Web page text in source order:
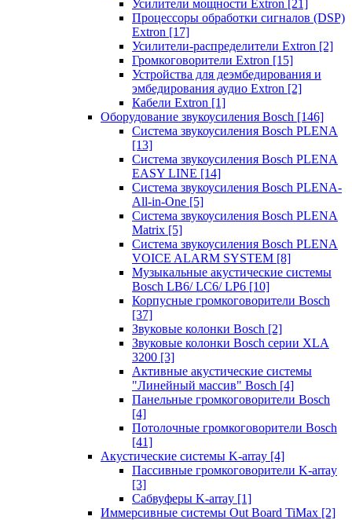
Усилители мощности Extron [21]
Процессоры обработки сигналов (DSP)
Extron [17]
Усилители-распределители Extron [2]
Громкоговорители Extron [15]
Устройства для деэмбедирования и
эмбедирования аудио Extron [2]
Кабели Extron [1]
Оборудование звукоусиления Bosch [146]
Система звукоусиления Bosch PLENA
[13]
Система звукоусиления Bosch PLENA
EASY LINE [14]
Система звукоусиления Bosch PLENA-
All-in-One [5]
Система звукоусиления Bosch PLENA
Matrix [5]
Система звукоусиления Bosch PLENA
VOICE ALARM SYSTEM [8]
Музыкальные акустические системы
Bosch LB6/ LC6/ LP6 [10]
Корпусные громкоговорители Bosch
[37]
Звуковые колонки Bosch [2]
Звуковые колонки Bosch серии XLA
3200 [3]
Активные акустические системы
"Линейный массив" Bosch [4]
Панельные громкоговорители Bosch
[4]
Потолочные громкоговорители Bosch
[41]
Акустические системы K-array [4]
Пассивные громкоговорители K-array
[3]
Сабвуферы K-array [1]
Иммерсивные системы Out Board TiMax [2]